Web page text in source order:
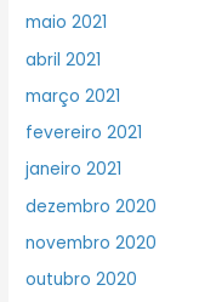
maio 2021
abril 2021
março 2021
fevereiro 2021
janeiro 2021
dezembro 2020
novembro 2020
outubro 2020